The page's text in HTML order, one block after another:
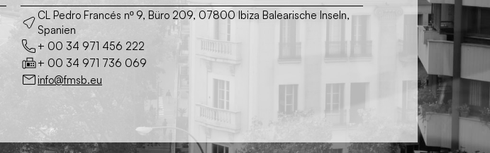
CL Pedro Francés nº 9, Büro 209, 07800 Ibiza Balearische Inseln,
Spanien
+ 00 34 971 456 222
+ 00 34 971 736 069
info@fmsb.eu